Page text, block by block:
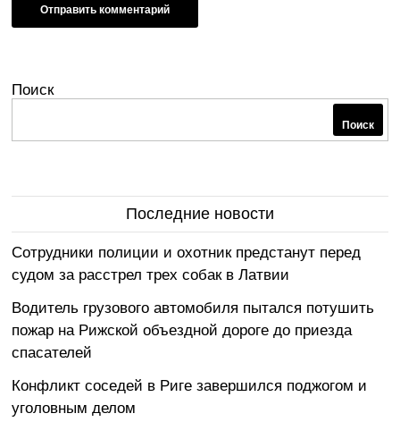
Поиск
Поиск
Последние новости
Сотрудники полиции и охотник предстанут перед
судом за расстрел трех собак в Латвии
Водитель грузового автомобиля пытался потушить
пожар на Рижской объездной дороге до приезда
спасателей
Конфликт соседей в Риге завершился поджогом и
уголовным делом